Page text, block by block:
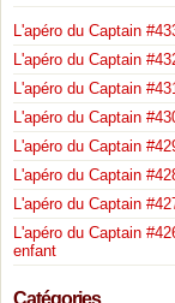
L'apéro du Captain
L'apéro du Captain
L'apéro du Captain
L'apéro du Captain
L'apéro du Captain
L'apéro du Captain
L'apéro du Captain
L'apéro du Captain
enfant
Catégories